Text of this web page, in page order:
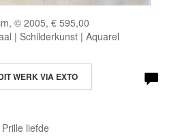
© 2005, € 595,00
| Schilderkunst | Aquarel
WERK VIA EXTO
Prille liefde